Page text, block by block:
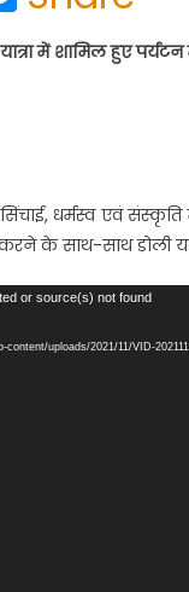
में शामिल हुए पर्यटन
धर्मस्व एवं
के साथ-साथ डोली
or source(s) not found
uploads/2021/11/VID-